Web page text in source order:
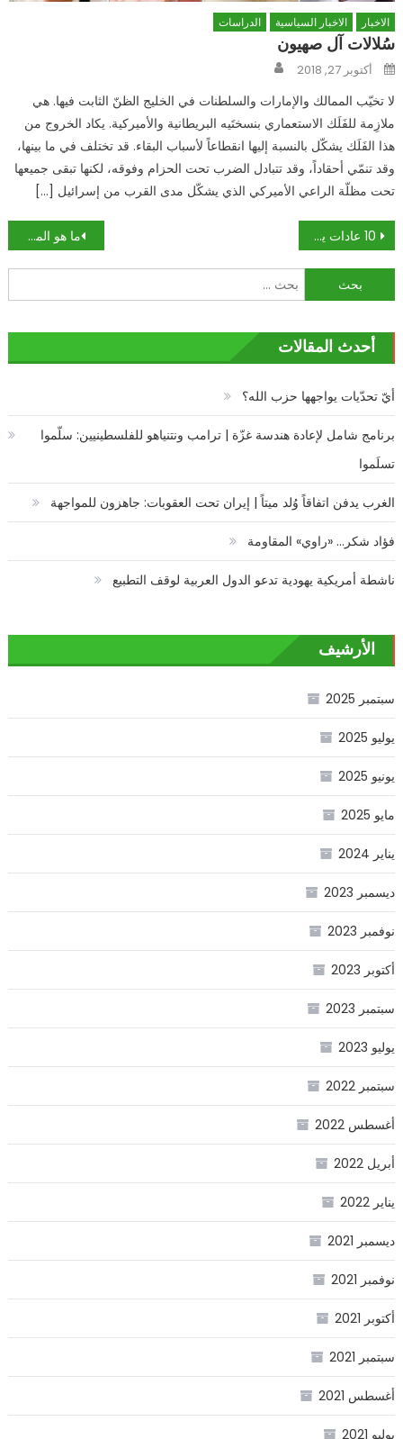
الاخبار الاخبار السياسية الدراسات
سُلالات آل صهيون
Posted
onأكتوبر 27, 2018
لا تخيّب الممالك والإمارات والسلطنات في الخليج الظنّ الثابت فيها. هي
ملازِمة للفَلَك الاستعماري بنسختَيه البريطانية والأميركية. يكاد الخروج من
هذا الفَلَك يشكّل بالنسبة إليها انقطاعاً لأسباب البقاء. قد تختلف في ما بينها،
وقد تنمّي أحقاداً، وقد تتبادل الضرب تحت الحزام وفوقه، لكنها تبقى جميعها
تحت مظلّة الراعي الأميركي الذي يشكّل مدى القرب من إسرائيل […]
تصفّح
المقالات
ما هو الموساد وكيف خدم مصالح اسرائيل؟! 10 عادات يومية شائعة تدمر حياتك .. التلفاز والهاتف منها
البحث
عن:
أحدث المقالات
أيّ تحدّيات يواجهها حزب الله؟
برنامج شامل لإعادة هندسة غزّة | ترامب ونتنياهو للفلسطينيين: سلّموا
تسلَموا
الغرب يدفن اتفاقاً وُلد ميتاً | إيران تحت العقوبات: جاهزون للمواجهة
فؤاد شكر… «راوي» المقاومة
ناشطة أمريكية يهودية تدعو الدول العربية لوقف التطبيع
الأرشيف
سبتمبر 2025
يوليو 2025
يونيو 2025
مايو 2025
يناير 2024
ديسمبر 2023
نوفمبر 2023
أكتوبر 2023
سبتمبر 2023
يوليو 2023
سبتمبر 2022
أغسطس 2022
أبريل 2022
يناير 2022
ديسمبر 2021
نوفمبر 2021
أكتوبر 2021
سبتمبر 2021
أغسطس 2021
يوليو 2021